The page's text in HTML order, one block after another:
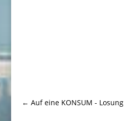
← Auf eine KONSUM - Losung